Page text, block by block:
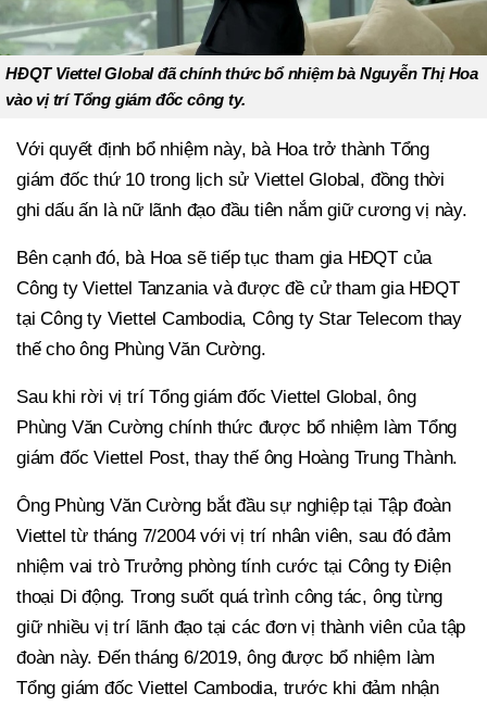
HĐQT Viettel Global đã chính thức bổ nhiệm bà Nguyễn Thị Hoa
vào vị trí Tổng giám đốc công ty.
Với quyết định bổ nhiệm này, bà Hoa trở thành Tổng
giám đốc thứ 10 trong lịch sử Viettel Global, đồng thời
ghi dấu ấn là nữ lãnh đạo đầu tiên nắm giữ cương vị này.
Bên cạnh đó, bà Hoa sẽ tiếp tục tham gia HĐQT của
Công ty Viettel Tanzania và được đề cử tham gia HĐQT
tại Công ty Viettel Cambodia, Công ty Star Telecom thay
thế cho ông Phùng Văn Cường.
Sau khi rời vị trí Tổng giám đốc Viettel Global, ông
Phùng Văn Cường chính thức được bổ nhiệm làm Tổng
giám đốc Viettel Post, thay thế ông Hoàng Trung Thành.
Ông Phùng Văn Cường bắt đầu sự nghiệp tại Tập đoàn
Viettel từ tháng 7/2004 với vị trí nhân viên, sau đó đảm
nhiệm vai trò Trưởng phòng tính cước tại Công ty Điện
thoại Di động. Trong suốt quá trình công tác, ông từng
giữ nhiều vị trí lãnh đạo tại các đơn vị thành viên của tập
đoàn này. Đến tháng 6/2019, ông được bổ nhiệm làm
Tổng giám đốc Viettel Cambodia, trước khi đảm nhận